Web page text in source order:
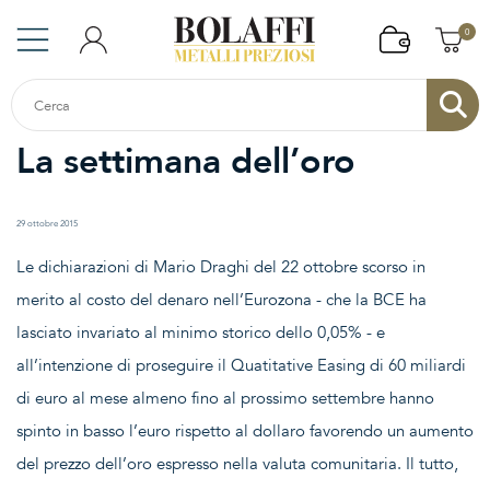
0
La settimana dell’oro
29 ottobre 2015
Le dichiarazioni di Mario Draghi del 22 ottobre scorso in
merito al costo del denaro nell’Eurozona - che la BCE ha
lasciato invariato al minimo storico dello 0,05% - e
all’intenzione di proseguire il Quatitative Easing di 60 miliardi
di euro al mese almeno fino al prossimo settembre hanno
spinto in basso l’euro rispetto al dollaro favorendo un aumento
del prezzo dell’oro espresso nella valuta comunitaria. Il tutto,